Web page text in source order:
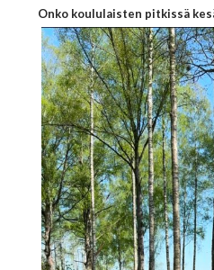
Onko koululaisten pitkissä